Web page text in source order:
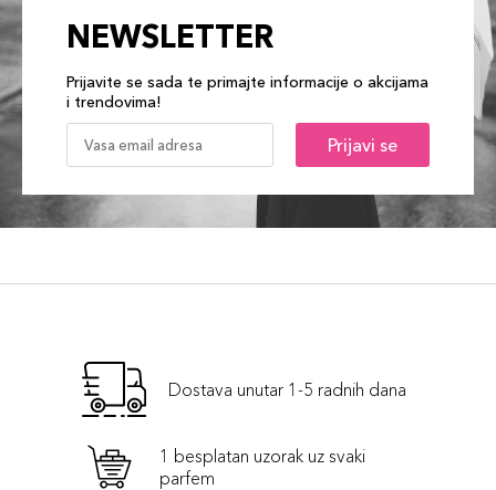
NEWSLETTER
Prijavite se sada te primajte informacije o akcijama
i trendovima!
Prijavi se
Dostava unutar 1-5 radnih dana
1 besplatan uzorak uz svaki
parfem